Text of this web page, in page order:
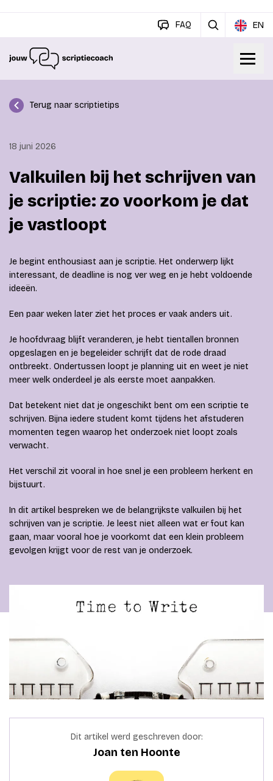
FAQ EN
Terug naar scriptietips
18 juni 2026
Valkuilen bij het schrijven van
je scriptie: zo voorkom je dat
je vastloopt
Je begint enthousiast aan je scriptie. Het onderwerp lijkt
interessant, de deadline is nog ver weg en je hebt voldoende
ideeën.
Een paar weken later ziet het proces er vaak anders uit.
Je hoofdvraag blijft veranderen, je hebt tientallen bronnen
opgeslagen en je begeleider schrijft dat de rode draad
ontbreekt. Ondertussen loopt je planning uit en weet je niet
meer welk onderdeel je als eerste moet aanpakken.
Dat betekent niet dat je ongeschikt bent om een scriptie te
schrijven. Bijna iedere student komt tijdens het afstuderen
momenten tegen waarop het onderzoek niet loopt zoals
verwacht.
Het verschil zit vooral in hoe snel je een probleem herkent en
bijstuurt.
In dit artikel bespreken we de belangrijkste valkuilen bij het
schrijven van je scriptie. Je leest niet alleen wat er fout kan
gaan, maar vooral hoe je voorkomt dat een klein probleem
gevolgen krijgt voor de rest van je onderzoek.
Dit artikel werd geschreven door:
Joan ten Hoonte